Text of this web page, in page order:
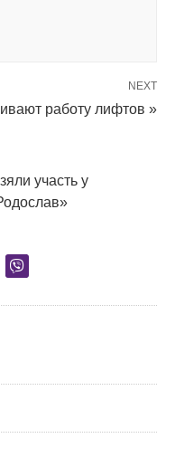
NEXT
работу лифтов »
участь у